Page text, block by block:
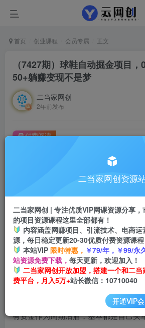
首页 创业课程 会员专属 正文
（7427期）球鞋自动掘金项目
50+躺赚变现不是梦
二当家网创
2年前发布
此内容为付费阅读，请付费后查看
会员专属资源
会员免费
开通会员
付费阅读
球鞋搬砖是个老项目了，赚钱是没得说
有资金作为周期后盾，基本都是自己买
二当家网创资源
二当家网创 | 专注优质VIP网课资源分享
的项目资源课程这里全部都有！
内容涵盖网赚项目、引流技术、电商
源，每日稳定更新20-30优质付费资源课程
本站VIP 限时特惠， ￥79/年，￥99/永
站资源免费下载， 每天更新，欢迎加入！
二当家网创开放加盟，搭建一个和二
费平台，月入5万+站长微信：10710040
开通VIP